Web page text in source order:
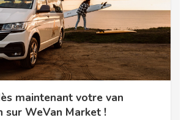
maintenant votre van
sur WeVan Market !